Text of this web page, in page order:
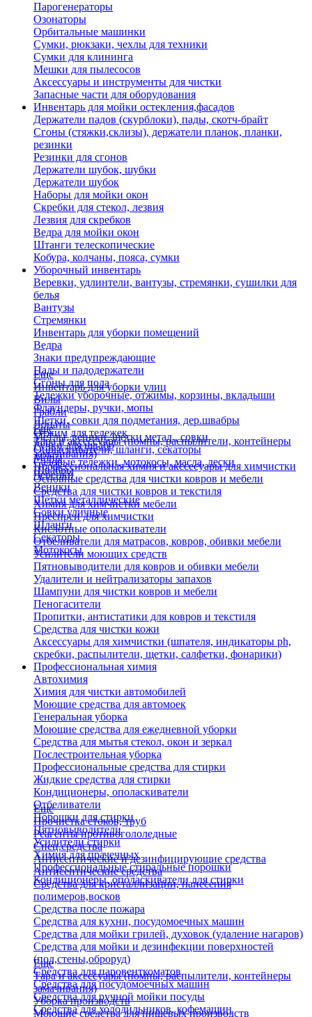
Парогенераторы
Озонаторы
Орбитальные машинки
Сумки, рюкзаки, чехлы для техники
Сумки для клининга
Мешки для пылесосов
Аксессуары и инструменты для чистки
Запасные части для оборудования
Инвентарь для мойки остекления,фасадов
Держатели падов (скурблоки), пады, скотч-брайт
Сгоны (стяжки,склизы), держатели планок, планки,
резинки
Резинки для сгонов
Держатели шубок, шубки
Держатели шубок
Наборы для мойки окон
Скребки для стекол, лезвия
Лезвия для скребков
Ведра для мойки окон
Штанги телескопические
Кобура, колчаны, пояса, сумки
Уборочный инвентарь
Веревки, удлинтели, вантузы, стремянки, сушилки для
белья
Вантузы
Стремянки
Инвентарь для уборки помещений
Ведра
Знаки предупреждающие
Пады и падодержатели
Сгоны для пола
Тележки уборочные, отжимы, корзины, вкладыши
Флаундеры, ручки, мопы
Щетки, совки для подметания, дер.швабры
Отжим для тележек
Ручки для швабр
Мопы
Швабры
Еще
Инвентарь для уборки улиц
Вилы
Грабли
Лопаты
Метлы, веники, щетки метал., совки
Опрыскиватели, шланги, секаторы
Садовые тележки, мотокосы, масла, лески
Черенки
Веники
Щетки металлические
Совки уличные
Шланги
Секаторы
Мотокосы
Еще
Тара и аксессуары (помпы, распылители, контейнеры
замачивания)
Профессиональная химия и акссесуары для химчистки
Основные средства для чистки ковров и мебели
Средства для чистки ковров и текстиля
Химия для химчистки мебели
Преспреи для химчистки
Кислотные ополаскиватели
Отбеливатели для матрасов, ковров, обивки мебели
Усилители моющих средств
Пятновыводители для ковров и обивки мебели
Удалители и нейтрализаторы запахов
Шампуни для чистки ковров и мебели
Пеногасители
Пропитки, антистатики для ковров и текстиля
Средства для чистки кожи
Аксессуары для химчистки (шпателя, индикаторы ph,
скребки, распылители, щетки, салфетки, фонарики)
Профессиональная химия
Автохимия
Химия для чистки автомобилей
Моющие средства для автомоек
Генеральная уборка
Моющие средства для ежедневной уборки
Средства для мытья стекол, окон и зеркал
Послестроительная уборка
Профессиональные средства для стирки
Жидкие средства для стирки
Кондиционеры, ополаскиватели
Отбеливатели
Порошки для стирки
Пятновыводители
Усилители стирки
Химия для прачечных
Профессиональные стиральные порошки
Кондиционеры, ополаскиватели для стирки
Еще
Прочистка стоков, труб
Реагенты противогололедные
Спец.средства
Антисептические и дезинфицирующие средства
Антисептические средства
Средства для кристаллизации, нанесения
полимеров,восков
Средства после пожара
Средства для кухни, посудомоечных машин
Средства для мойки грилей, духовок (удаление нагаров)
Средства для мойки и дезинфекции поверхностей
(пол,стены,оброруд)
Средства для паровенткоматов
Средства для посудомоечных машин
Средства для ручной мойки посуды
Средства для холодильников, кофемашин
Еще
Тара и аксессуары (помпы, распылители, контейнеры
замачивания)
Уборка производств
Моющие средства для пищевых производств